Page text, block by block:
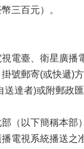
三百元）。
電臺、衛星廣
號郵寄(或快遞)
達者)或附郵政
（以下簡稱本
電視系統播送